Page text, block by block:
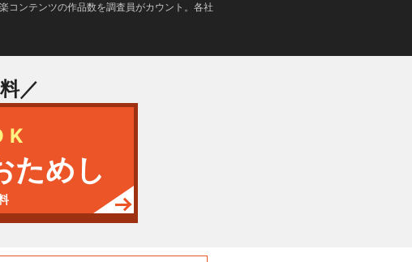
コンテンツの作品数を調査員がカウント。各社
／
ためし